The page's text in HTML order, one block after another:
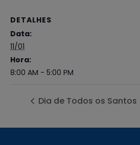
DETALHES
Data:
11/01
Hora:
8:00 AM - 5:00 PM
Dia de Todos os Santos